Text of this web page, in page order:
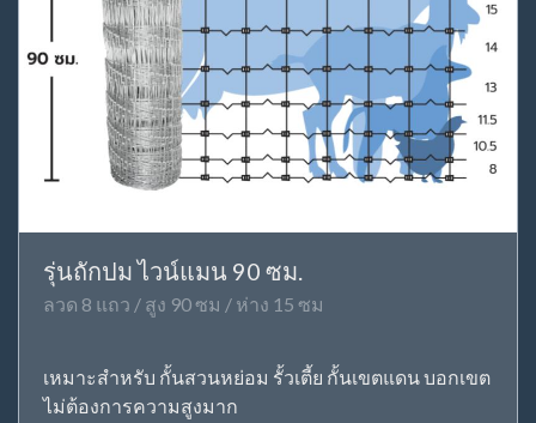
รุ่นถักปม ไวน์แมน 90 ซม.
ลวด 8 แถว / สูง 90 ซม / ห่าง 15 ซม
เหมาะสำหรับ กั้นสวนหย่อม รั้วเตี้ย กั้นเขตแดน บอกเขต
ไม่ต้องการความสูงมาก